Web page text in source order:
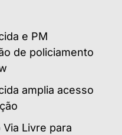
e PM
de policiamento
amplia acesso
Livre para